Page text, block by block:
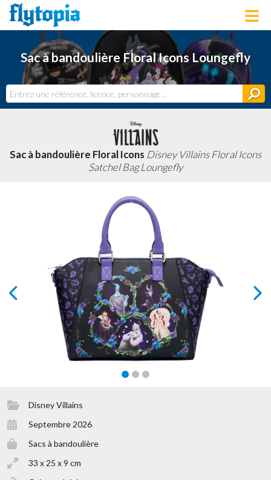
LOUNGEFLY
LICENCES
NOUVEAUTÉS
BONS PLANS
ACTUALITÉS
DERNIERS AJOUTS
Sac à bandoulière Floral Icons Loungefly
Sac à bandoulière Floral Icons Disney Villains Floral Icons
Satchel Bag Loungefly
Disney Villains
Septembre 2026
Sacs à bandoulière
33 x 25 x 9 cm